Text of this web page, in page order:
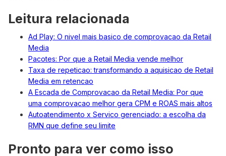
Leitura relacionada
Ad Play: O nivel mais basico de comprovacao da Retail
Media
Pacotes: Por que a Retail Media vende melhor
Taxa de repeticao: transformando a aquisicao de Retail
Media em retencao
A Escada de Comprovacao da Retail Media: Por que
uma comprovacao melhor gera CPM e ROAS mais altos
Autoatendimento x Servico gerenciado: a escolha da
RMN que define seu limite
Pronto para ver como isso